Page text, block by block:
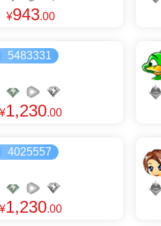
¥943.00
5483331
¥1,230.00
4025557
¥1,230.00